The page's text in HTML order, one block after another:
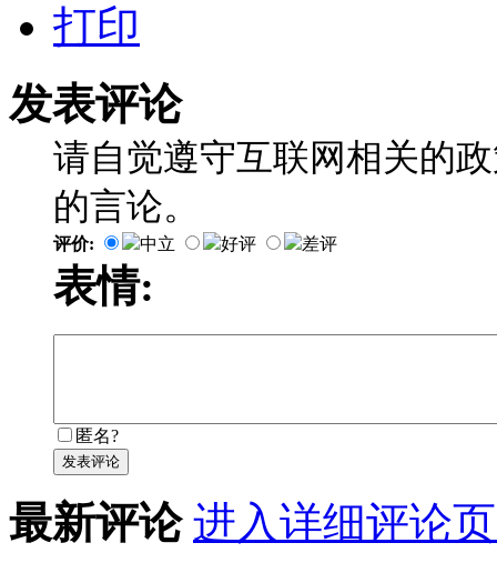
打印
发表评论
请自觉遵守互联网相关的
的言论。
评价: 中立 好评 差评
表情:
匿名?
发表评论
最新评论 进入详细评论